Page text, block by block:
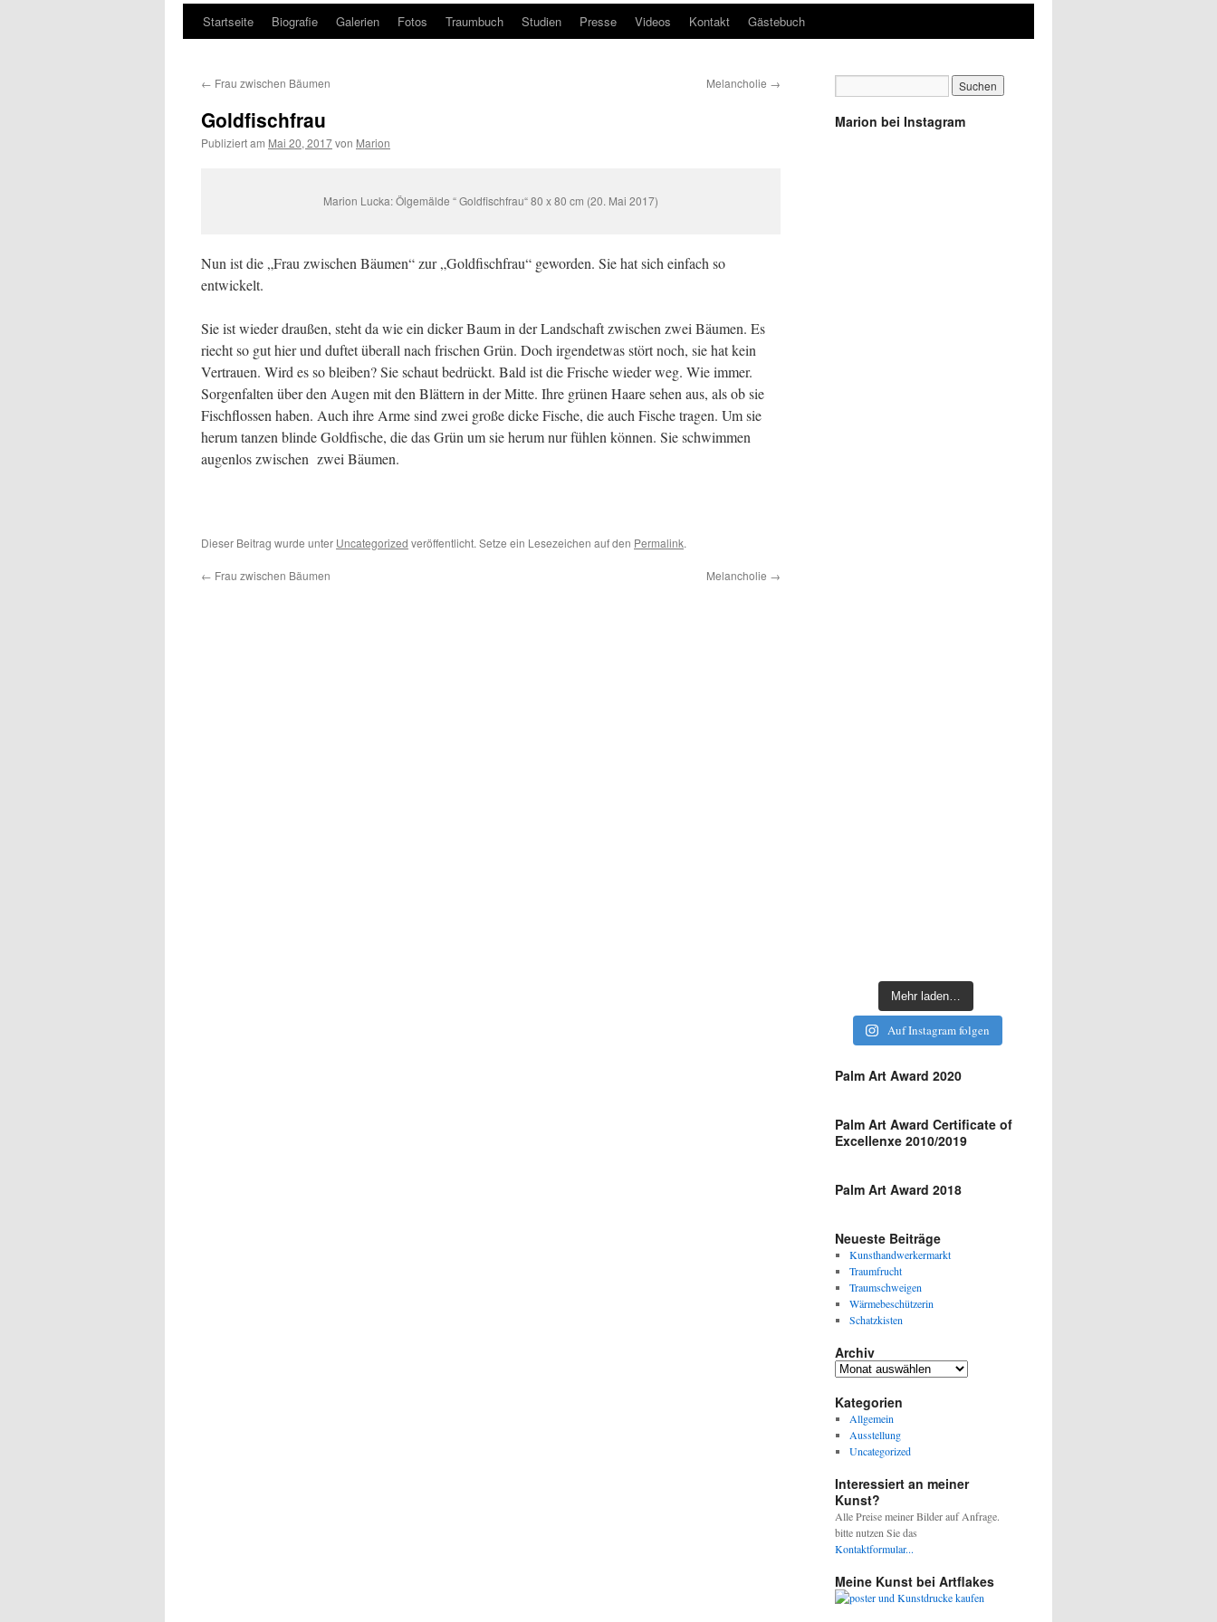
Zum
springen
Startseite Biografie Galerien Fotos Traumbuch Studien Presse Videos Kontakt Gästebuch
← Frau zwischen Bäumen Melancholie →
Goldfischfrau
Publiziert am Mai 20, 2017von Marion
Marion Lucka: Ölgemälde “ Goldfischfrau“ 80 x 80 cm (20. Mai 2017)
Nun ist die „Frau zwischen Bäumen“ zur „Goldfischfrau“ geworden. Sie hat sich einfach so
entwickelt.
Sie ist wieder draußen, steht da wie ein dicker Baum in der Landschaft zwischen zwei Bäumen. Es
riecht so gut hier und duftet überall nach frischen Grün. Doch irgendetwas stört noch, sie hat kein
Vertrauen. Wird es so bleiben? Sie schaut bedrückt. Bald ist die Frische wieder weg. Wie immer.
Sorgenfalten über den Augen mit den Blättern in der Mitte. Ihre grünen Haare sehen aus, als ob sie
Fischflossen haben. Auch ihre Arme sind zwei große dicke Fische, die auch Fische tragen. Um sie
herum tanzen blinde Goldfische, die das Grün um sie herum nur fühlen können. Sie schwimmen
augenlos zwischen zwei Bäumen.
Dieser Beitrag wurde unter Uncategorized veröffentlicht. Setze ein Lesezeichen auf den Permalink.
← Frau zwischen Bäumen Melancholie →
Marion bei Instagram
Mehr laden…
Auf Instagram folgen
Palm Art Award 2020
Palm Art Award Certificate of
Excellenxe 2010/2019
Palm Art Award 2018
Neueste Beiträge
Kunsthandwerkermarkt
Traumfrucht
Traumschweigen
Wärmebeschützerin
Schatzkisten
Archiv
Archiv
Kategorien
Allgemein
Ausstellung
Uncategorized
Interessiert an meiner
Kunst?
Alle Preise meiner Bilder auf Anfrage.
bitte nutzen Sie das
Kontaktformular...
Meine Kunst bei Artflakes